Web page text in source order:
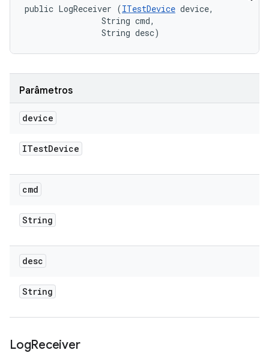
public LogReceiver (ITestDevice device,
                String cmd,
                String desc)
Parâmetros
device
ITestDevice
cmd
String
desc
String
LogReceiver